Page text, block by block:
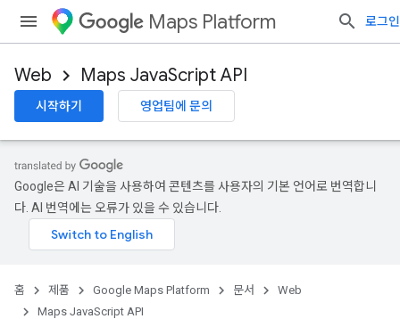
Maps Platform 로그인
Web Maps JavaScript API
시작하기 영업팀에 문의
Google은 AI 기술을 사용하여 콘텐츠를 사용자의 기본 언어로 번역합니
다. AI 번역에는 오류가 있을 수 있습니다.
홈 제품 Google Maps Platform 문서
Web
Maps JavaScript API